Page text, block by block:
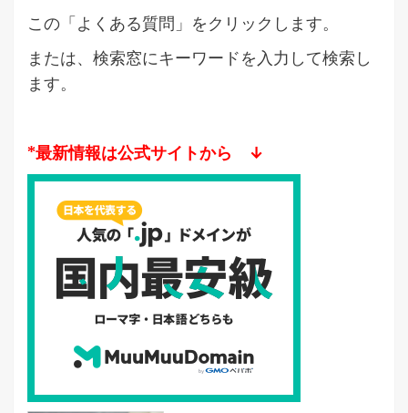
この「よくある質問」をクリックします。
または、検索窓にキーワードを入力して検索し
ます。
*最新情報は公式サイトから ↓